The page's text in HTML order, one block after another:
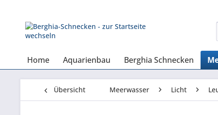
Home Aquarienbau Berghia Schnecken
Übersicht Meerwasser Licht